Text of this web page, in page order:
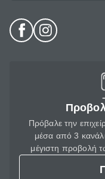
Πρόβαλε την
μέσα από 3
μέγιστη προβολή